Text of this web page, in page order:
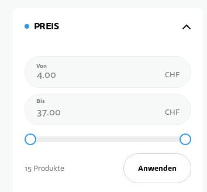
PREIS
Von
CHF
Bis
CHF
15 Produkte Anwenden